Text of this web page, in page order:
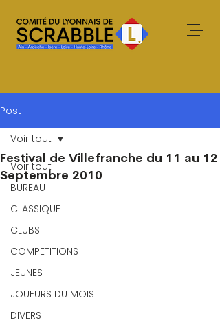
Post
Voir tout
BUREAU
CLASSIQUE
CLUBS
COMPETITIONS
JEUNES
JOUEURS DU MOIS
DIVERS
Voir tout
Festival de Villefranche du 11 au 12
Septembre 2010